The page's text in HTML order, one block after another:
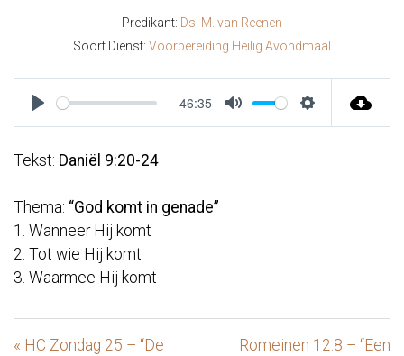
Predikant: Ds. M. van Reenen
Soort Dienst: Voorbereiding Heilig Avondmaal
Play
-46:35
Mute Settings
Tekst: Daniël 9:20-24
Thema: “God komt in genade”
1. Wanneer Hij komt
2. Tot wie Hij komt
3. Waarmee Hij komt
« HC Zondag 25 – “De
Romeinen 12:8 – “Een